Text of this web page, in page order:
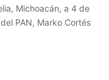
Michoacán, a 4 de
PAN, Marko Cortés